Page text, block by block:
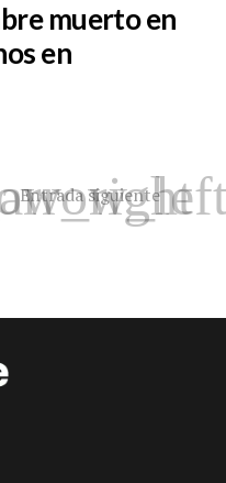
muerto en
en
Entrada siguiente